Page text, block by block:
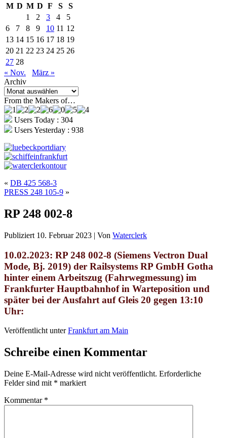
M D M D F S
S
1
2 3 4
5
6
7 8 9 10 11 12
13 14 15 16 17 18 19
20 21 22 23 24 25 26
27 28
« Nov.
März »
Archiv
Archiv
From the Makers of…
Users Today : 304
Users Yesterday : 938
« DB 425 568-3
PRESS 248 105-9 »
RP 248 002-8
Publiziert 10. Februar 2023 | Von Waterclerk
10.02.2023: RP 248 002-8 (Siemens Vectron Dual
Mode, Bj. 2019) der Railsystems RP GmbH Gotha
hinter einem Arbeitszug (Fahrwegmessung) im
Frankfurter Hauptbahnhof in Warteposition und
später bei der Ausfahrt auf Gleis 20 gegen 13:10
Uhr:
Veröffentlicht unter Frankfurt am Main
Schreibe einen Kommentar
Deine E-Mail-Adresse wird nicht veröffentlicht. Erforderliche
Felder sind mit * markiert
Kommentar *